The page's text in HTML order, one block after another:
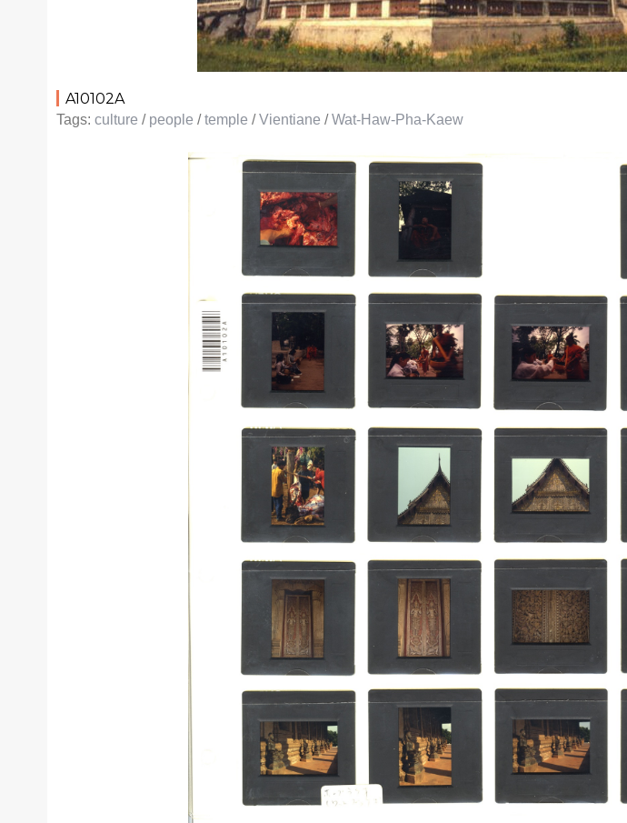
A10102A
Tags: culture / people /temple /Vientiane /Wat-Haw-Pha-Kaew